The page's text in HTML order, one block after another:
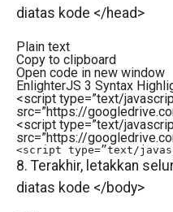
diatas kode </head>
Plain text
Copy to clipboard
Open code in new window
EnlighterJS 3 Syntax
<script type=”text/
src=”https://
<script type=”text/
src=”https://
<script type=”text/
8. Terakhir, letakkan
diatas kode </body>